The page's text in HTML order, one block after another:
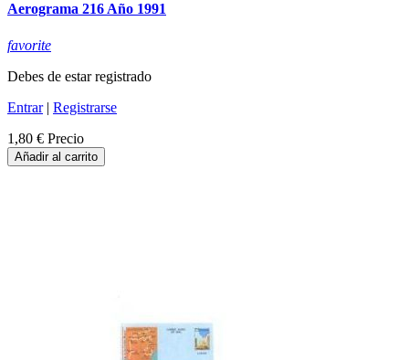
Aerograma 216 Año 1991
favorite
Debes de estar registrado
Entrar| Registrarse
1,80 € Precio
Añadir al carrito